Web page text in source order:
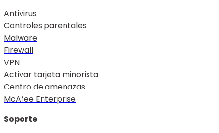
Antivirus
Controles parentales
Malware
Firewall
VPN
Activar tarjeta minorista
Centro de amenazas
McAfee Enterprise
Soporte